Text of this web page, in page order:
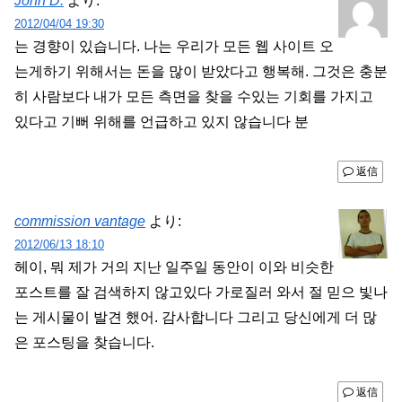
2012/04/04 19:30
는 경향이 있습니다. 나는 우리가 모든 웹 사이트 오
는게하기 위해서는 돈을 많이 받았다고 행복해. 그것은 충분
히 사람보다 내가 모든 측면을 찾을 수있는 기회를 가지고
있다고 기뻐 위해를 언급하고 있지 않습니다 분
返信
commission vantage より:
2012/06/13 18:10
헤이, 뭐 제가 거의 지난 일주일 동안이 이와 비슷한
포스트를 잘 검색하지 않고있다 가로질러 와서 절 믿으 빛나
는 게시물이 발견 했어. 감사합니다 그리고 당신에게 더 많
은 포스팅을 찾습니다.
返信